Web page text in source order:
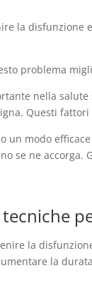
la
problema
nella
Questi
un modo
se ne
la
la